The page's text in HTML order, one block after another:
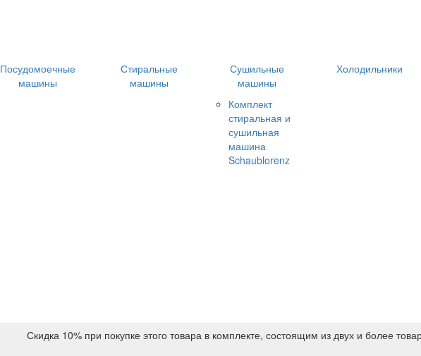
Посудомоечные
машины
Стиральные
машины
Сушильные
машины
Комплект
стиральная и
сушильная
машина
Schaublorenz
Холодильники
Скидка 10% при покупке этого товара в комплекте, состоящим из двух и более